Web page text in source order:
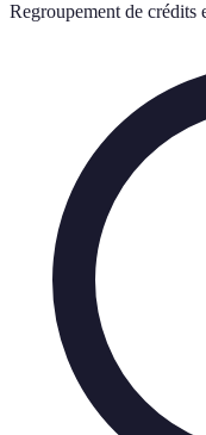
Regroupement de crédits